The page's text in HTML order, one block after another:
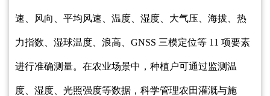
速、风向、平均风速、温度、湿度、大气压、海拔、热
力指数、湿球温度、浪高、GNSS 三模定位等 11 项要素
进行准确测量。在农业场景中，种植户可通过监测温
度、湿度、光照强度等数据，科学管理农田灌溉与施